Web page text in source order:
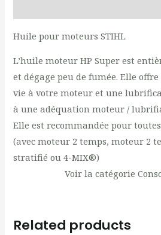
Huile pour moteurs STIHL
L’huile moteur HP Super est
et dégage peu de fumée. Elle
vie à votre moteur et une
à une adéquation moteur /
Elle est recommandée pour
(avec moteur 2 temps, moteur 2
stratifié ou 4-MIX®)
Voir la catégorie
Related products